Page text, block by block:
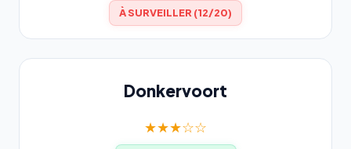
À SURVEILLER (12/20)
Donkervoort
★★★☆☆